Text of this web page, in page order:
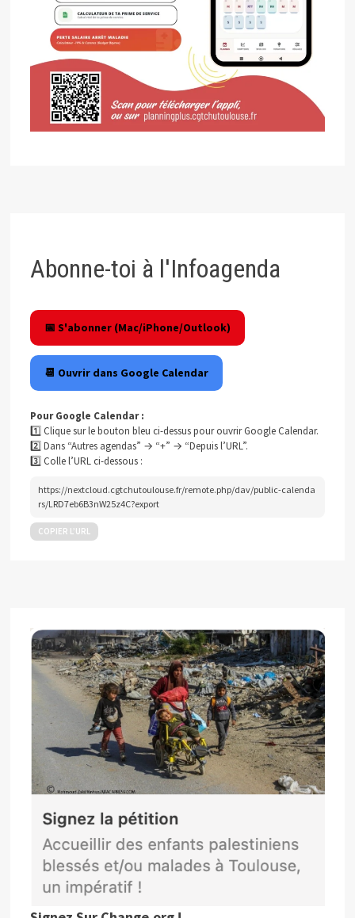
Abonne-toi à l'Infoagenda
📅 S'abonner (Mac/iPhone/Outlook)
📆 Ouvrir dans Google Calendar
Pour Google Calendar :
1️⃣ Clique sur le bouton bleu ci-dessus pour ouvrir Google Calendar.
2️⃣ Dans “Autres agendas” → “+” → “Depuis l’URL”.
3️⃣ Colle l’URL ci-dessous :
https://nextcloud.cgtchutoulouse.fr/remote.php/dav/public-calenda
rs/LRD7eb6B3nW25z4C?export
COPIER L’URL